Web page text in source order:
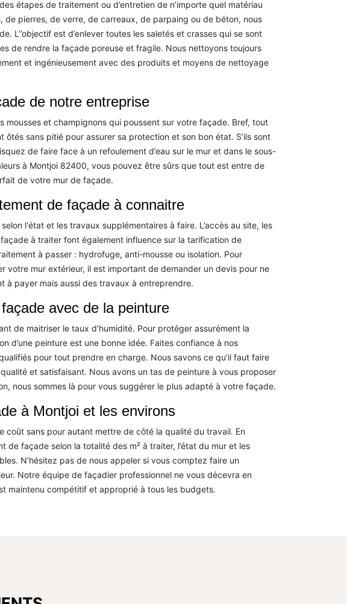
étapes de traitement ou d’entretien de n’importe quel matériau
de pierres, de verre, de carreaux, de parpaing ou de béton, nous
L’’objectif est d’enlever toutes les saletés et crasses qui se sont
de rendre la façade poreuse et fragile. Nous nettoyons toujours
et ingénieusement avec des produits et moyens de nettoyage
de notre entreprise
mousses et champignons qui poussent sur votre façade. Bref, tout
ôtés sans pitié pour assurer sa protection et son bon état. S’ils sont
de faire face à un refoulement d’eau sur le mur et dans le sous-
à Montjoi 82400, vous pouvez être sûrs que tout est entre de
de votre mur de façade.
de façade à connaitre
l'état et les travaux supplémentaires à faire. L’accès au site, les
à traiter font également influence sur la tarification de
à passer : hydrofuge, anti-mousse ou isolation. Pour
votre mur extérieur, il est important de demander un devis pour ne
à payer mais aussi des travaux à entreprendre.
avec de la peinture
de maitriser le taux d’humidité. Pour protéger assurément la
d’une peinture est une bonne idée. Faites confiance à nos
pour tout prendre en charge. Nous savons ce qu’il faut faire
et satisfaisant. Nous avons un tas de peinture à vous proposer
nous sommes là pour vous suggérer le plus adapté à votre façade.
à Montjoi et les environs
coût sans pour autant mettre de côté la qualité du travail. En
de façade selon la totalité des m² à traiter, l’état du mur et les
N’hésitez pas de nous appeler si vous comptez faire un
Notre équipe de façadier professionnel ne vous décevra en
maintenu compétitif et approprié à tous les budgets.